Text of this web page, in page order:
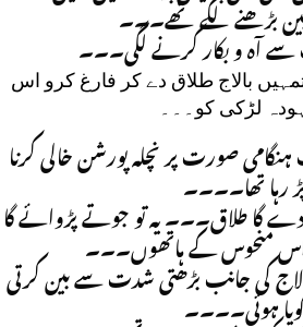
بڑھنے لگے تھے۔۔۔
سے آہ و بکار کرنے لگی۔۔۔
بالاج طلاق دے کر فارغ کرو اس
لڑکی کو۔۔۔
ہنگامی صورت پر نچلہ پورشن خالی کرنا
رہا تھا۔۔۔۔
گا طلاق۔۔۔ یہ تو جوتے پڑوائے گا
اس منحوس کے ہاتھوں۔۔۔
بالاج کی جانب بڑھتی شدت سے بین کرتی
گویا ہوئی۔۔۔۔